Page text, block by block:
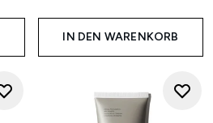
IN DEN WARENKORB